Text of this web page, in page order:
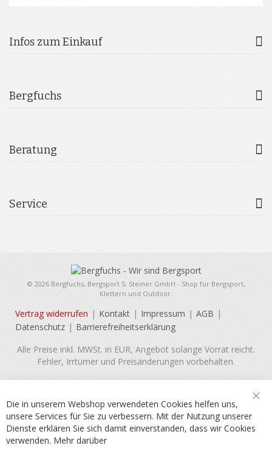
Infos zum Einkauf
Bergfuchs
Beratung
Service
© 2026 Bergfuchs, Bergsport S. Steiner GmbH - Shop für Bergsport,
Klettern und Outdoor.
Vertrag widerrufen Kontakt Impressum
AGB
Datenschutz
Barrierefreiheitserklärung
Alle Preise inkl. MWSt. in EUR, Angebot solange Vorrat reicht.
Fehler, Irrtümer und Preisänderungen vorbehalten.
Die in unserem Webshop verwendeten Cookies helfen uns,
unsere Services für Sie zu verbessern. Mit der Nutzung unserer
Dienste erklären Sie sich damit einverstanden, dass wir Cookies
verwenden. Mehr darüber